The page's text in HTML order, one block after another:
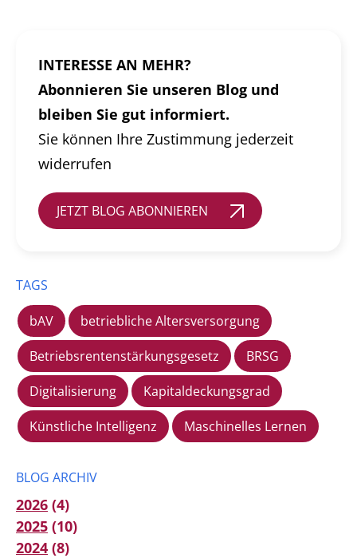
INTERESSE AN MEHR?
Abonnieren Sie unseren Blog und
bleiben Sie gut informiert.
Sie können Ihre Zustimmung jederzeit
widerrufen
JETZT BLOG ABONNIEREN
TAGS
bAV
betriebliche Altersversorgung
Betriebsrentenstärkungsgesetz
BRSG
Digitalisierung
Kapitaldeckungsgrad
Künstliche Intelligenz
Maschinelles Lernen
BLOG ARCHIV
2026 (4)
2025 (10)
2024 (8)